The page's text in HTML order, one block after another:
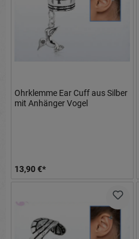
Ohrklemme Ear Cuff aus Silber
mit Anhänger Vogel
13,90 €*